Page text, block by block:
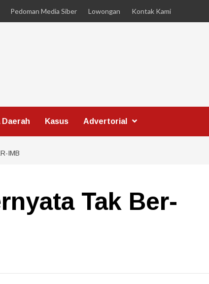
Pedoman Media Siber Lowongan Kontak Kami
Daerah Kasus Advertorial
IMB
Tak Ber-